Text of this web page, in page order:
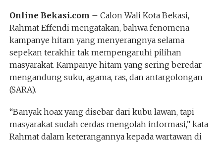
Online Bekasi.com – Calon Wali Kota Bekasi,
Rahmat Effendi mengatakan, bahwa fenomena
kampanye hitam yang menyerangnya selama
sepekan terakhir tak mempengaruhi pilihan
masyarakat. Kampanye hitam yang sering beredar
mengandung suku, agama, ras, dan antargolongan
(SARA).
“Banyak hoax yang disebar dari kubu lawan, tapi
masyarakat sudah cerdas mengolah informasi,” kata
Rahmat dalam keterangannya kepada wartawan di